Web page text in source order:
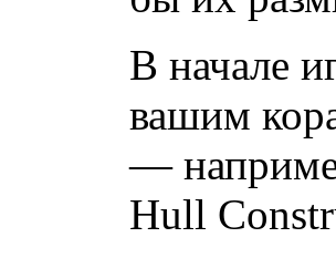
В начале
вашим
—
Hull